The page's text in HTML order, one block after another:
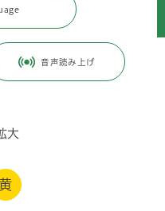
音声読み上げ
大
黄
スポーツ・公園・余暇
進施設整備事業
ページ番号：J008020
図り、健康で活力ある「ス